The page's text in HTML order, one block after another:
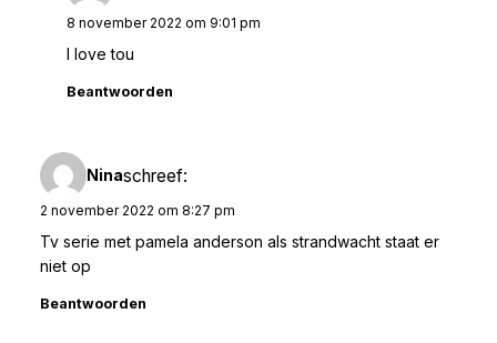
8 november 2022 om 9:01 pm
I love tou
Beantwoorden
Ninaschreef:
2 november 2022 om 8:27 pm
Tv serie met pamela anderson als strandwacht staat er
niet op
Beantwoorden